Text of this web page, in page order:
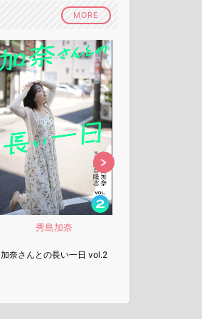
MORE
秀島加奈
加奈さんとの長い一日 vol.2